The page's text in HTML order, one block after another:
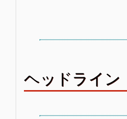
ヘッドライン